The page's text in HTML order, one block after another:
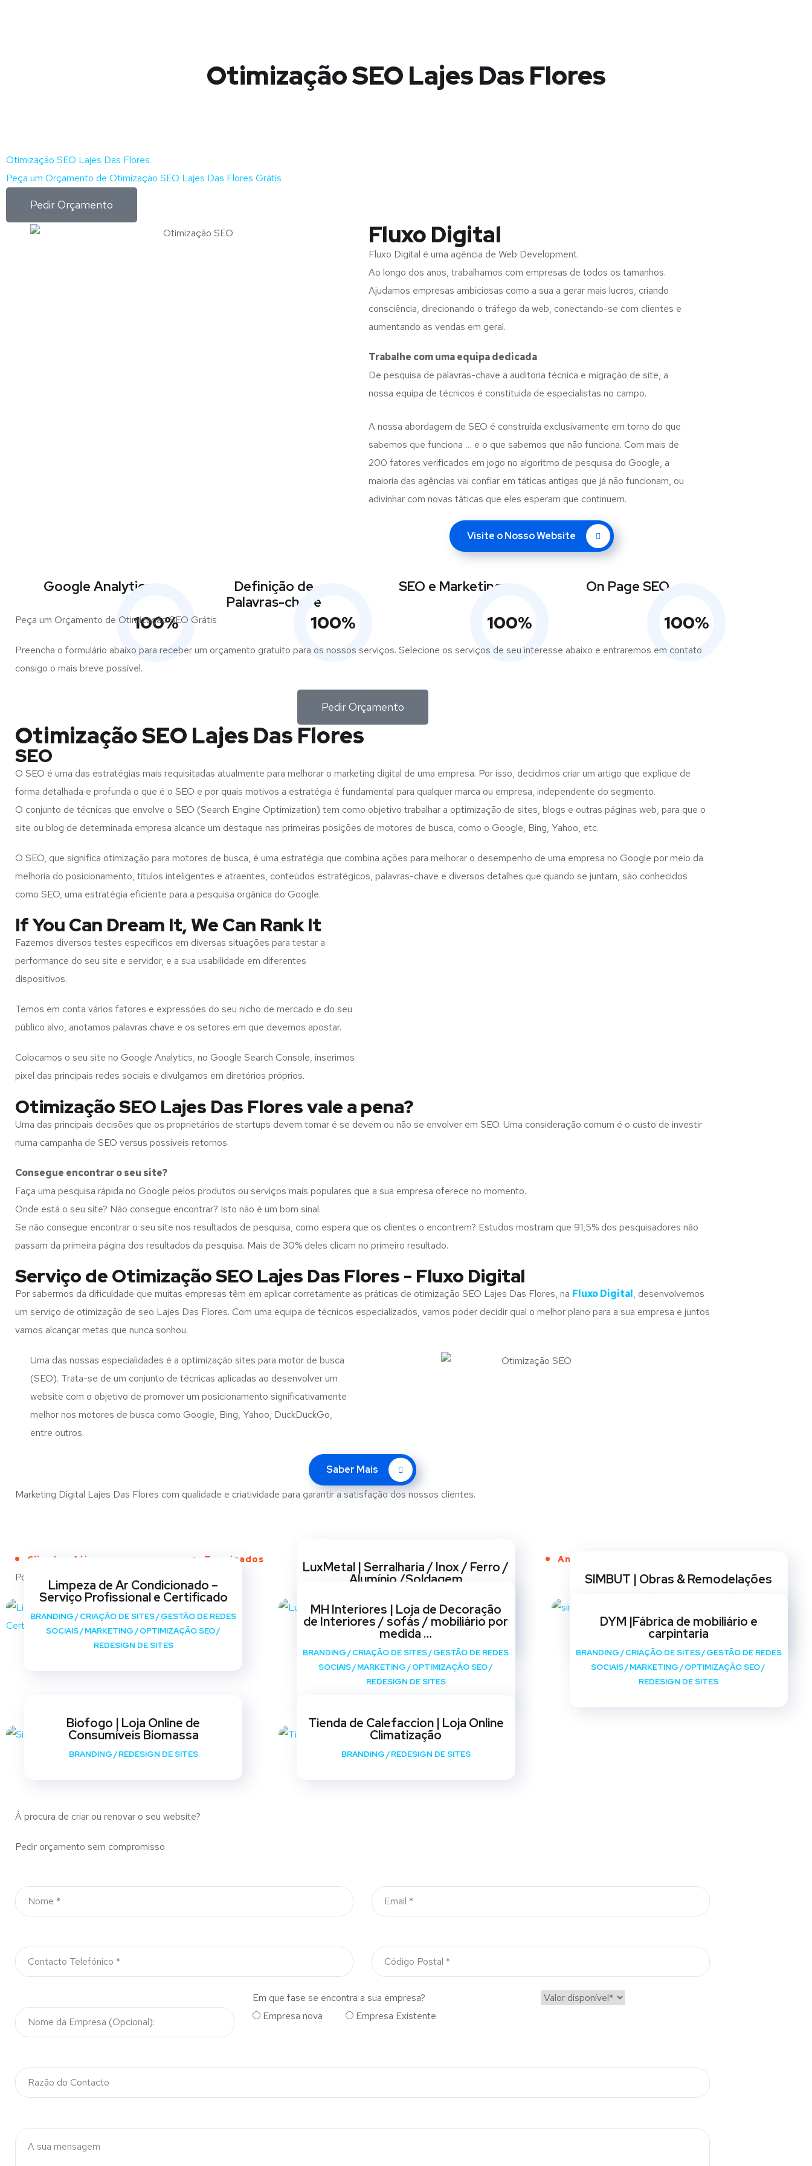
Otimização SEO Lajes Das Flores
Otimização SEO Lajes Das Flores
Peça um Orçamento de Otimização SEO Lajes Das Flores Grátis
Pedir Orçamento
Fluxo Digital
Fluxo Digital é uma agência de Web Development.
Ao longo dos anos, trabalhamos com empresas de todos os tamanhos.
Ajudamos empresas ambiciosas como a sua a gerar mais lucros, criando
consciência, direcionando o tráfego da web, conectando-se com clientes e
aumentando as vendas em geral.
Trabalhe com umaequipa dedicada
De pesquisa de palavras-chave a auditoria técnica e migração de site, a
nossa equipa de técnicos é constituida de especialistas no campo.
A nossa abordagem de SEO é construída exclusivamente em torno do que
sabemos que funciona … e o que sabemos que não funciona. Com mais de
200 fatores verificados em jogo no algoritmo de pesquisa do Google, a
maioria das agências vai confiar em táticas antigas que já não funcionam, ou
adivinhar com novas táticas que eles esperam que continuem.
Visite o Nosso Website
100%
Google Analytics
100%
Definição de
Palavras-chave
100%
SEO e Marketing
100%
On Page SEO
Peça um Orçamento de Otimização SEO Grátis
Preencha o formulário abaixo para receber um orçamento gratuito para os nossos serviços. Selecione os serviços de seu interesse abaixo e entraremos em contato
consigo o mais breve possível.
Pedir Orçamento
Otimização SEO Lajes Das Flores
SEO
O SEO é uma das estratégias mais requisitadas atualmente para melhorar o marketing digital de uma empresa. Por isso, decidimos criar um artigo que explique de
forma detalhada e profunda o que é o SEO e por quais motivos a estratégia é fundamental para qualquer marca ou empresa, independente do segmento.
O conjunto de técnicas que envolve o SEO (Search Engine Optimization) tem como objetivo trabalhar a optimização de sites, blogs e outras páginas web, para que o
site ou blog de determinada empresa alcance um destaque nas primeiras posições de motores de busca, como o Google, Bing, Yahoo, etc.
O SEO, que significa otimização para motores de busca, é uma estratégia que combina ações para melhorar o desempenho de uma empresa no Google por meio da
melhoria do posicionamento, títulos inteligentes e atraentes, conteúdos estratégicos, palavras-chave e diversos detalhes que quando se juntam, são conhecidos
como SEO, uma estratégia eficiente para a pesquisa orgânica do Google.
If You Can Dream It, We Can Rank It
Fazemos diversos testes específicos em diversas situações para testar a
performance do seu site e servidor, e a sua usabilidade em diferentes
dispositivos.
Temos em conta vários fatores e expressões do seu nicho de mercado e do seu
público alvo, anotamos palavras chave e os setores em que devemos apostar.
Colocamos o seu site no Google Analytics, no Google Search Console, inserimos
pixel das principais redes sociais e divulgamos em diretórios próprios.
Otimização SEO Lajes Das Flores vale a pena?
Uma das principais decisões que os proprietários de startups devem tomar é se devem ou não se envolver em SEO. Uma consideração comum é o custo de investir
numa campanha de SEO versus possíveis retornos.
Consegue encontrar o seu site?
Faça uma pesquisa rápida no Google pelos produtos ou serviços mais populares que a sua empresa oferece no momento.
Onde está o seu site? Não consegue encontrar? Isto não é um bom sinal.
Se não consegue encontrar o seu site nos resultados de pesquisa, como espera que os clientes o encontrem? Estudos mostram que 91,5% dos pesquisadores não
passam da primeira página dos resultados da pesquisa. Mais de 30% deles clicam no primeiro resultado.
Serviço de Otimização SEO Lajes Das Flores - Fluxo Digital
Por sabermos da dificuldade que muitas empresas têm em aplicar corretamente as práticas de otimização SEO Lajes Das Flores, na Fluxo Digital, desenvolvemos
um serviço de otimização de seo Lajes Das Flores. Com uma equipa de técnicos especializados, vamos poder decidir qual o melhor plano para a sua empresa e juntos
vamos alcançar metas que nunca sonhou.
Uma das nossas especialidades é a optimização sites para motor de busca
(SEO). Trata-se de um conjunto de técnicas aplicadas ao desenvolver um
website com o objetivo de promover um posicionamento significativamente
melhor nos motores de busca como Google, Bing, Yahoo, DuckDuckGo,
entre outros.
Saber Mais
Marketing Digital Lajes Das Flores com qualidade e criatividade para garantir a satisfação dos nossos clientes.
Clientes Ativos Terminados Anos de Serviço
Portfólio
Limpeza de Ar Condicionado –
Serviço Profissional e Certificado
BRANDING/CRIAÇÃO DE SITES/GESTÃO DE REDES
SOCIAIS/MARKETING/OPTIMIZAÇÃO SEO/
REDESIGN DE SITES
LuxMetal | Serralharia / Inox / Ferro /
Alumínio /Soldagem
SOCIAIS/ MARKETING/OPTIMIZAÇÃO SEO/
REDESIGN DE SITES
SIMBUT | Obras & Remodelações
REDESIGN DE SITES
MH Interiores | Loja de Decoração
de Interiores / sofás / mobiliário por
medida …
BRANDING /CRIAÇÃO DE SITES/GESTÃO DE REDES
SOCIAIS/MARKETING/OPTIMIZAÇÃO SEO/
REDESIGN DE SITES
DYM |Fábrica de mobiliário e
carpintaria
BRANDING/CRIAÇÃO DE SITES/GESTÃO DE REDES
SOCIAIS/MARKETING/OPTIMIZAÇÃO SEO/
REDESIGN DE SITES
Biofogo | Loja Online de
Consumíveis Biomassa
BRANDING/REDESIGN DE SITES
Tienda de Calefaccion | Loja Online
Climatização
BRANDING/REDESIGN DE SITES
À procura de criar ou renovar o seu website?
Pedir orçamento sem compromisso
Em que fase se encontra a sua empresa?
Empresa nova
Empresa Existente